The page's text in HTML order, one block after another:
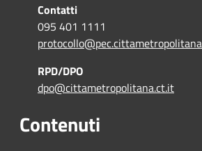
Contatti
095 401 1111
RPD/DPO
dpo@cittametropolitana.ct.it
Contenuti